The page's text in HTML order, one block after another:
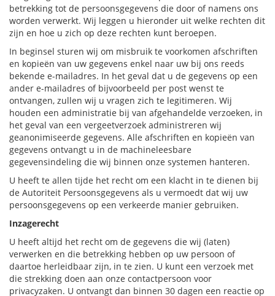
betrekking tot de persoonsgegevens die door of namens ons
worden verwerkt. Wij leggen u hieronder uit welke rechten dit
zijn en hoe u zich op deze rechten kunt beroepen.
In beginsel sturen wij om misbruik te voorkomen afschriften
en kopieën van uw gegevens enkel naar uw bij ons reeds
bekende e-mailadres. In het geval dat u de gegevens op een
ander e-mailadres of bijvoorbeeld per post wenst te
ontvangen, zullen wij u vragen zich te legitimeren. Wij
houden een administratie bij van afgehandelde verzoeken, in
het geval van een vergeetverzoek administreren wij
geanonimiseerde gegevens. Alle afschriften en kopieën van
gegevens ontvangt u in de machineleesbare
gegevensindeling die wij binnen onze systemen hanteren.
U heeft te allen tijde het recht om een klacht in te dienen bij
de Autoriteit Persoonsgegevens als u vermoedt dat wij uw
persoonsgegevens op een verkeerde manier gebruiken.
Inzagerecht
U heeft altijd het recht om de gegevens die wij (laten)
verwerken en die betrekking hebben op uw persoon of
daartoe herleidbaar zijn, in te zien. U kunt een verzoek met
die strekking doen aan onze contactpersoon voor
privacyzaken. U ontvangt dan binnen 30 dagen een reactie op